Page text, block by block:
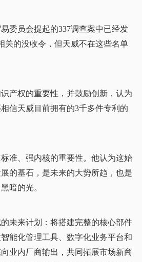
委员会提起的337调查案中已经发
关的没收令，但天威不在这些名单
产权的重要性，并鼓励创新，认为
信天威目前拥有的3千多件专利的
准、强内核的重要性。他认为这始
的基石，是未来的大势所趋，也是
暗的光。
未来计划：将搭建完整的核心部件
能化管理工具、数字化业务平台和
业内厂商输出，共同拓展市场新商